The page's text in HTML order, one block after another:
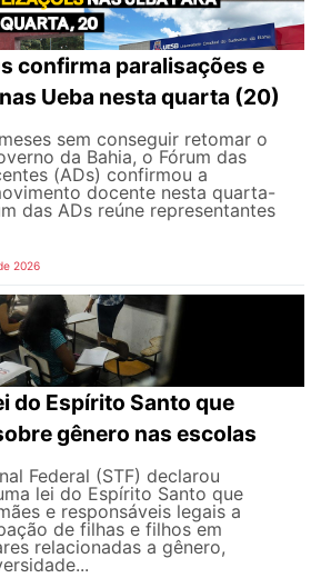
confirma paralisações e
Ueba nesta quarta (20)
sem conseguir retomar o
da Bahia, o Fórum das
(ADs) confirmou a
docente nesta quarta-
das ADs reúne representantes
2026
do Espírito Santo que
gênero nas escolas
Federal (STF) declarou
lei do Espírito Santo que
e responsáveis legais ​​a
de filhas e filhos em
relacionadas a gênero,